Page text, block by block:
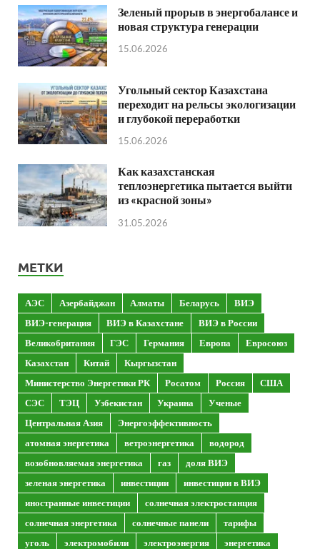
Зеленый прорыв в энергобалансе и
новая структура генерации
15.06.2026
Угольный сектор Казахстана
переходит на рельсы экологизации
и глубокой переработки
15.06.2026
Как казахстанская
теплоэнергетика пытается выйти
из «красной зоны»
31.05.2026
МЕТКИ
АЭС Азербайджан Алматы Беларусь
ВИЭ
ВИЭ-генерация
ВИЭ в Казахстане
ВИЭ в России
Великобритания
ГЭС Германия Европа
Евросоюз
Казахстан
Китай
Кыргызстан
Министерство Энергетики РК
Росатом Россия
США
СЭС
ТЭЦ Узбекистан Украина
Ученые
Центральная Азия
Энергоэффективность
атомная энергетика
ветроэнергетика
водород
возобновляемая энергетика
газ
доля ВИЭ
зеленая энергетика
инвестиции
инвестиции в ВИЭ
иностранные инвестиции
солнечная электростанция
солнечная энергетика
солнечные панели
тарифы
уголь
электромобили электроэнергия энергетика